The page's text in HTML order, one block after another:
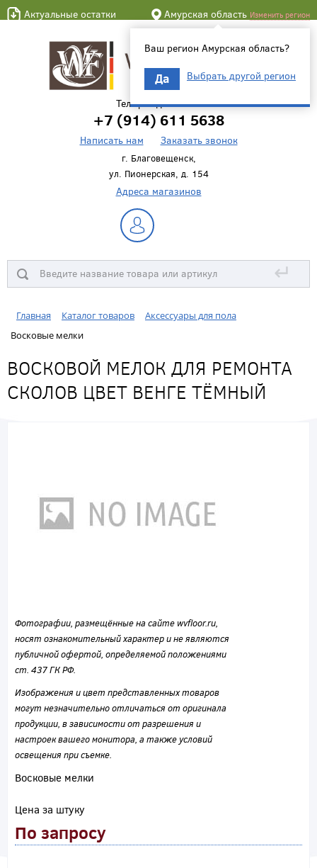
Актуальные остатки Амурская область Изменить регион
Ваш регион Амурская область?
Да Выбрать другой регион
Телефон для связи
+7 (914) 611 5638
Написать нам Заказать звонок
г. Благовещенск,
ул. Пионерская, д. 154
Адреса магазинов
↵
Главная Каталог товаров
Аксессуары для пола
Восковые мелки
ВОСКОВОЙ МЕЛОК ДЛЯ РЕМОНТА
СКОЛОВ ЦВЕТ ВЕНГЕ ТЁМНЫЙ
Фотографии, размещённые на сайте wvfloor.ru,
носят ознакомительный характер и не являются
публичной офертой, определяемой положениями
ст. 437 ГК РФ.
Изображения и цвет представленных товаров
могут незначительно отличаться от оригинала
продукции, в зависимости от разрешения и
настроек вашего монитора, а также условий
освещения при съемке.
Восковые мелки
Цена за штуку
По запросу